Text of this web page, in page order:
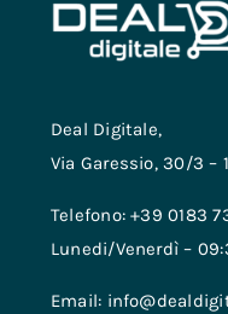
Deal Digitale,
Via Garessio, 30/3 –
Telefono: +39 0183
Lunedi/Venerdì –
Email: